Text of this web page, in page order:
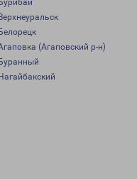
(Агаповский р-н)